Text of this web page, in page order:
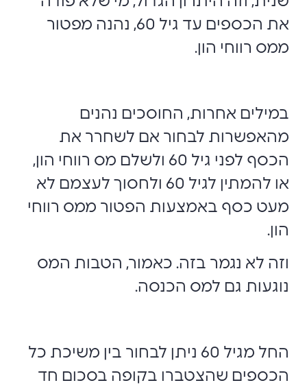
את הכספים עד גיל 60, נהנה מפטור
ממס רווחי הון.
במילים אחרות, החוסכים נהנים
מהאפשרות לבחור אם לשחרר את
הכסף לפני גיל 60 ולשלם מס רווחי הון,
או להמתין לגיל 60 ולחסוך לעצמם לא
מעט כסף באמצעות הפטור ממס רווחי
הון.
וזה לא נגמר בזה. כאמור, הטבות המס
נוגעות גם למס הכנסה.
החל מגיל 60 ניתן לבחור בין משיכת כל
הכספים שהצטברו בקופה בסכום חד